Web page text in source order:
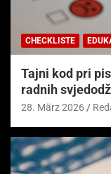
CHECKLISTE
Tajni kod pri
radnih
28. März 2026